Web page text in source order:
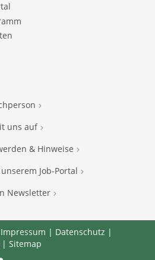
uns auf
& Hinweise
Job-Portal
Newsletter
Impressum | Datenschutz |
| Sitemap